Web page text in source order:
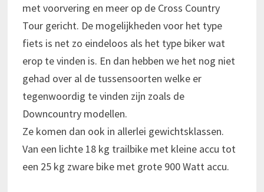
met voorvering en meer op de Cross Country
Tour gericht. De mogelijkheden voor het type
fiets is net zo eindeloos als het type biker wat
erop te vinden is. En dan hebben we het nog niet
gehad over al de tussensoorten welke er
tegenwoordig te vinden zijn zoals de
Downcountry modellen.
Ze komen dan ook in allerlei gewichtsklassen.
Van een lichte 18 kg trailbike met kleine accu tot
een 25 kg zware bike met grote 900 Watt accu.